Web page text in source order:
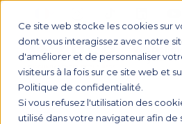
Ce site web stocke les cookies sur
dont vous interagissez avec notre
d'améliorer et de personnaliser
visiteurs à la fois sur ce site web et
Politique de confidentialité.
Si vous refusez l'utilisation des
utilisé dans votre navigateur afin de